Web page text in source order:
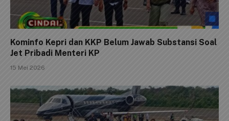
Kominfo Kepri dan KKP Belum Jawab Substansi Soal
Jet Pribadi Menteri KP
15 Mei 2026